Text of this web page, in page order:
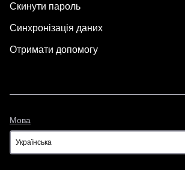
Скинути пароль
Синхронізація даних
Отримати допомогу
Мова